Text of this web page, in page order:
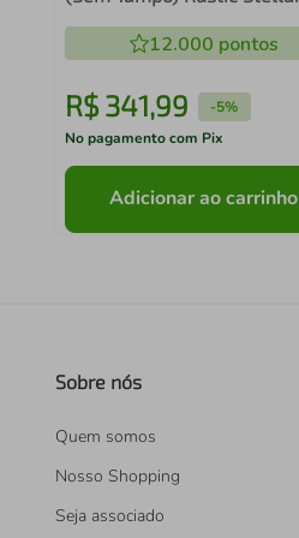
12.000 pontos
R$ 341,99 -5%
No pagamento com Pix
Adicionar ao carrinho
Sobre nós
Quem somos
Nosso Shopping
Seja associado